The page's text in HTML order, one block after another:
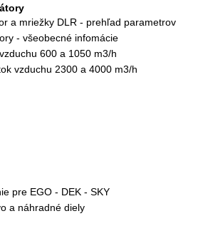
a mriežky DLR - prehľad parametrov
- všeobecné infomácie
600 a 1050 m3/h
vzduchu 2300 a 4000 m3/h
pre EGO - DEK - SKY
a náhradné diely